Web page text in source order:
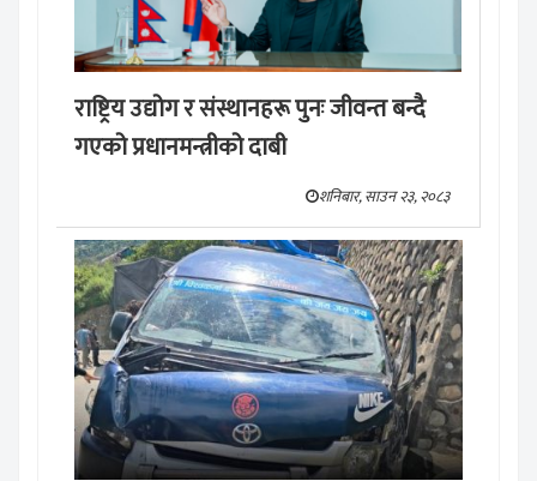
राष्ट्रिय उद्योग र संस्थानहरू पुनः जीवन्त बन्दै
गएको प्रधानमन्त्रीको दाबी
शनिबार, साउन २३, २०८३